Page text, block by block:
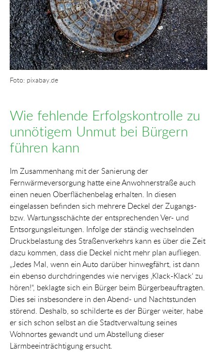
Foto: pixabay.de
Wie fehlende Erfolgskontrolle zu
unnötigem Unmut bei Bürgern
führen kann
Im Zusammenhang mit der Sanierung der
Fernwärmeversorgung hatte eine Anwohnerstraße auch
einen neuen Oberflächenbelag erhalten. In diesen
eingelassen befinden sich mehrere Deckel der Zugangs-
bzw. Wartungsschächte der entsprechenden Ver- und
Entsorgungsleitungen. Infolge der ständig wechselnden
Druckbelastung des Straßenverkehrs kann es über die Zeit
dazu kommen, dass die Deckel nicht mehr plan aufliegen.
„Jedes Mal, wenn ein Auto darüber hinwegfährt, ist dann
ein ebenso durchdringendes wie nerviges ‚Klack-Klack‘ zu
hören!“, beklagte sich ein Bürger beim Bürgerbeauftragten.
Dies sei insbesondere in den Abend- und Nachtstunden
störend. Deshalb, so schilderte es der Bürger weiter, habe
er sich schon selbst an die Stadtverwaltung seines
Wohnortes gewandt und um Abstellung dieser
Lärmbeeinträchtigung ersucht.